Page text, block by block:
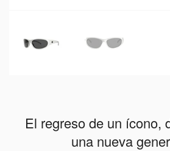
El regreso de un ícono,
una nueva